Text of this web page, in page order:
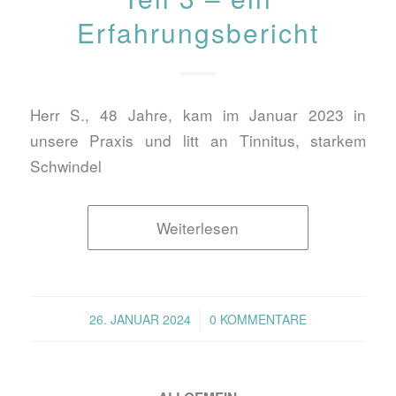
Erfahrungsbericht
Herr S., 48 Jahre, kam im Januar 2023 in
unsere Praxis und litt an Tinnitus, starkem
Schwindel
Weiterlesen
26. JANUAR 2024
/ 0 KOMMENTARE